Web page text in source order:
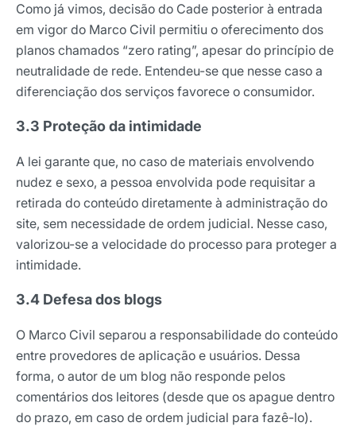
Como já vimos, decisão do Cade posterior à entrada
em vigor do Marco Civil permitiu o oferecimento dos
planos chamados “zero rating”, apesar do princípio de
neutralidade de rede. Entendeu-se que nesse caso a
diferenciação dos serviços favorece o consumidor.
3.3 Proteção da intimidade
A lei garante que, no caso de materiais envolvendo
nudez e sexo, a pessoa envolvida pode requisitar a
retirada do conteúdo diretamente à administração do
site, sem necessidade de ordem judicial. Nesse caso,
valorizou-se a velocidade do processo para proteger a
intimidade.
3.4 Defesa dos blogs
O Marco Civil separou a responsabilidade do conteúdo
entre provedores de aplicação e usuários. Dessa
forma, o autor de um blog não responde pelos
comentários dos leitores (desde que os apague dentro
do prazo, em caso de ordem judicial para fazê-lo).
Receba os melhores insights da Locaweb
Tendências e materiais exclusivos do mercado
digital que valem a leitura.